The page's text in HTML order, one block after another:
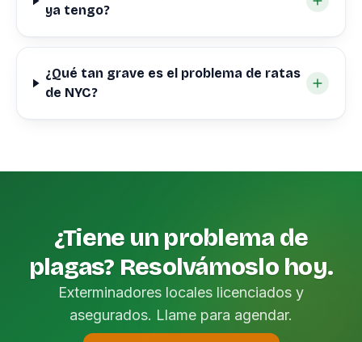
ya tengo?
¿Qué tan grave es el problema de ratas
de NYC?
¿Tiene un problema de
plagas? Resolvámoslo hoy.
Exterminadores locales licenciados y
asegurados. Llame para agendar.